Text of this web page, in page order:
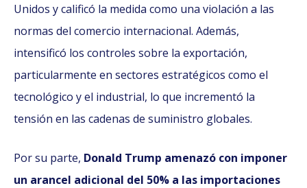
Unidos y calificó la medida como una violación a las
normas del comercio internacional. Además,
intensificó los controles sobre la exportación,
particularmente en sectores estratégicos como el
tecnológico y el industrial, lo que incrementó la
tensión en las cadenas de suministro globales.
Por su parte, Donald Trump amenazó con imponer
un arancel adicional del 50% a las importaciones